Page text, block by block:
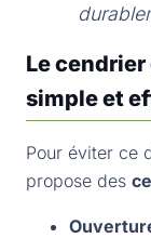
Le
simple et
Pour éviter ce
propose des